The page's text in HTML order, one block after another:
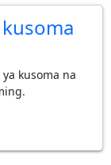
kusoma
kusoma na